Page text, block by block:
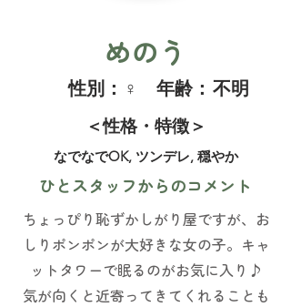
めのう
​性別： ♀ ​年齢： 不明
＜性格・特徴＞
なでなでOK, ツンデレ, 穏やか
ひとスタッフからのコメント
ちょっぴり恥ずかしがり屋ですが、お
しりポンポンが大好きな女の子。キャ
ットタワーで眠るのがお気に入り♪
気が向くと近寄ってきてくれることも